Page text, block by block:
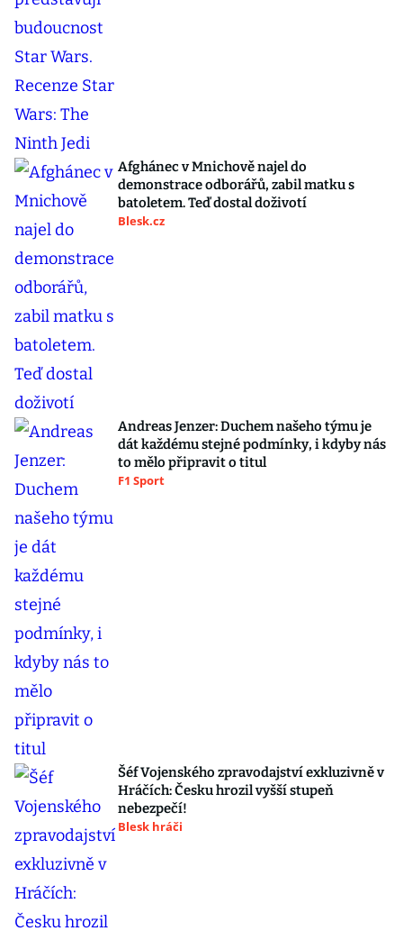
Afghánec v Mnichově najel do
demonstrace odborářů, zabil matku s
batoletem. Teď dostal doživotí
Blesk.cz
Andreas Jenzer: Duchem našeho týmu je
dát každému stejné podmínky, i kdyby nás
to mělo připravit o titul
F1 Sport
Šéf Vojenského zpravodajství exkluzivně v
Hráčích: Česku hrozil vyšší stupeň
nebezpečí!
Blesk hráči